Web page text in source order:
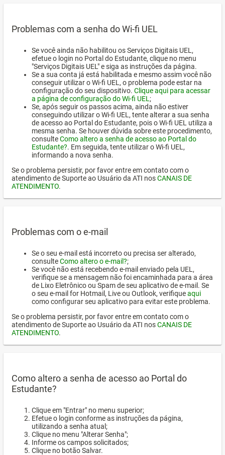
Problemas com a senha do Wi-fi UEL
Se você ainda não habilitou os Serviços Digitais UEL,
efetue o login no Portal do Estudante, clique no menu
"Serviços Digitais UEL" e siga as instruções da página.
Se a sua conta já está habilitada e mesmo assim você não
conseguir utilizar o Wi-fi UEL, o problema pode estar na
configuração do seu dispositivo. Clique aqui para acessar
a página de configuração do Wi-fi UEL ;
Se, após seguir os passos acima, ainda não estiver
conseguindo utilizar o Wi-fi UEL, tente alterar a sua senha
de acesso ao Portal do Estudante, pois o Wi-fi UEL utiliza a
mesma senha. Se houver dúvida sobre este procedimento,
consulteComo altero a senha de acesso ao Portal do
Estudante?. Em seguida, tente utilizar o Wi-fi UEL,
informando a nova senha.
Se o problema persistir, por favor entre em contato com o
atendimento de Suporte ao Usuário da ATI nosCANAIS DE
ATENDIMENTO.
Problemas com o e-mail
Se o seu e-mail está incorreto ou precisa ser alterado,
consulteComo altero o e-mail?;
Se você não está recebendo e-mail enviado pela UEL,
verifique se a mensagem não foi encaminhada para a área
de Lixo Eletrônico ou Spam de seu aplicativo de e-mail. Se
o seu e-mail for Hotmail, Live ou Outlook, verifiqueaqui
como configurar seu aplicativo para evitar este problema.
Se o problema persistir, por favor entre em contato com o
atendimento de Suporte ao Usuário da ATI nosCANAIS DE
ATENDIMENTO.
Como altero a senha de acesso ao Portal do
Estudante?
Clique em "Entrar" no menu superior;
Efetue o login conforme as instruções da página,
utilizando a senha atual;
Clique no menu "Alterar Senha";
Informe os campos solicitados;
Clique no botão Salvar.